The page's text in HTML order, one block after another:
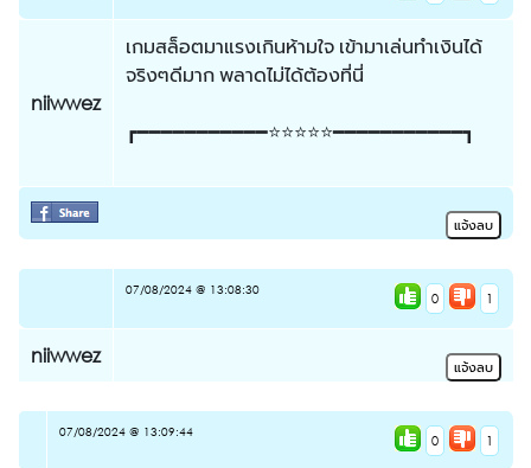
niiwwez
เกมสล็อตมาแรงเกินห้ามใจ เข้ามาเล่นทำเงินได้
จริงๆดีมาก พลาดไม่ได้ต้องที่นี่
┏━━━━━━━━━━━⭐⭐⭐⭐⭐━━━━━━━━━━━┓
0 1
07/08/2024 @ 13:08:30
niiwwez
0 1
07/08/2024 @ 13:09:44